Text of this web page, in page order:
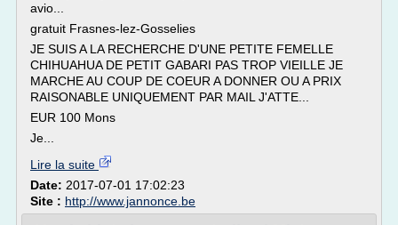
avio...
gratuit Frasnes-lez-Gosselies
JE SUIS A LA RECHERCHE D'UNE PETITE FEMELLE
CHIHUAHUA DE PETIT GABARI PAS TROP VIEILLE JE
MARCHE AU COUP DE COEUR A DONNER OU A PRIX
RAISONABLE UNIQUEMENT PAR MAIL J'ATTE...
EUR 100 Mons
Je...
Lire la suite
Date: 2017-07-01 17:02:23
Site : http://www.jannonce.be